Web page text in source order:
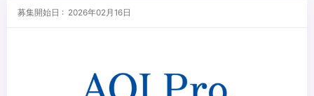
募集開始日 : 2026年02月16日